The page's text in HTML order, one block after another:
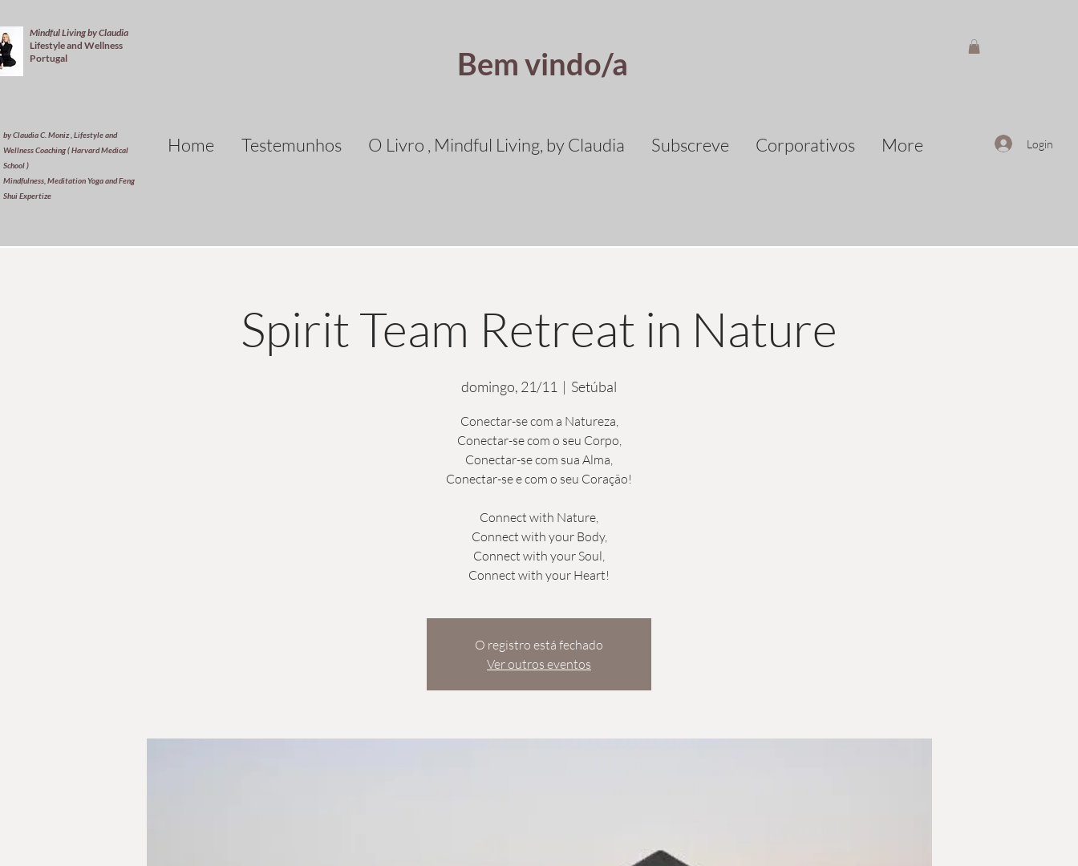
Mindful Living by Claudia
Lifestyle and Wellness
Portugal
by Claudia C. Moniz , Lifestyle and
Wellness Coaching ( Harvard Medical
School )
Mindfulness, Meditation Yoga and Feng
Shui Expertize
Bem vindo/a
Home Testemunhos O Livro , Mindful Living, by Claudia Subscreve Corporativos More Login
Spirit Team Retreat in Nature
domingo, 21/11
  |
Setúbal
Conectar-se com a Natureza,
Conectar-se com o seu Corpo,
Conectar-se com sua Alma,
Conectar-se e com o seu Coração!
Connect with Nature,
Connect with your Body,
Connect with your Soul,
Connect with your Heart!
O registro está fechado
Ver outros eventos